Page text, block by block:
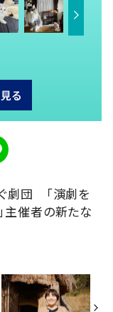
る
劇団 「演劇を
主催者の新たな